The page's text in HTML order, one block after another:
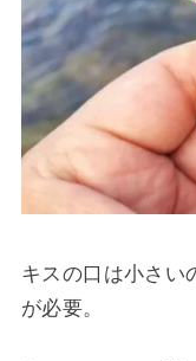
キスの口は小さい
が必要。